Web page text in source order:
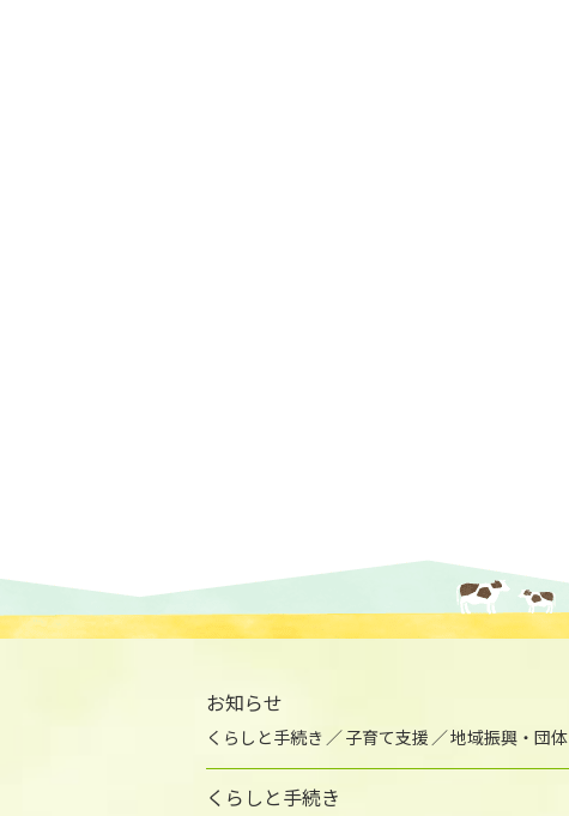
お知らせ
くらしと手続き 子育て支援 地域振興・団体
くらしと手続き